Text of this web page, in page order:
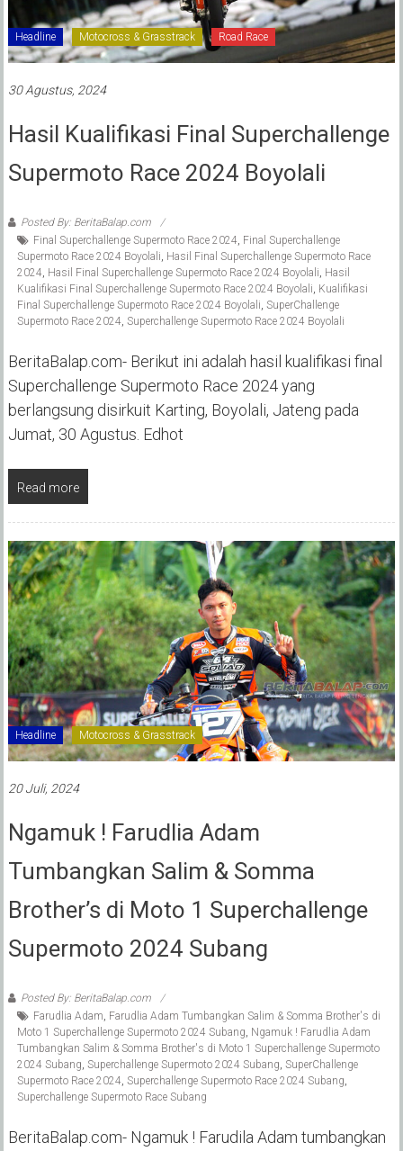
Headline Motocross & Grasstrack Road Race
30 Agustus, 2024
Hasil Kualifikasi Final Superchallenge
Supermoto Race 2024 Boyolali
Posted By: BeritaBalap.com
Final Superchallenge Supermoto Race 2024 Final Superchallenge
Supermoto Race 2024 Boyolali Hasil Final Superchallenge Supermoto Race
2024 Hasil Final Superchallenge Supermoto Race 2024 Boyolali Hasil
Kualifikasi Final Superchallenge Supermoto Race 2024 Boyolali Kualifikasi
Final Superchallenge Supermoto Race 2024 Boyolali SuperChallenge
Supermoto Race 2024 Superchallenge Supermoto Race 2024 Boyolali
BeritaBalap.com- Berikut ini adalah hasil kualifikasi final
Superchallenge Supermoto Race 2024 yang
berlangsung disirkuit Karting, Boyolali, Jateng pada
Jumat, 30 Agustus. Edhot
Read more
Headline Motocross & Grasstrack
20 Juli, 2024
Ngamuk ! Farudlia Adam
Tumbangkan Salim & Somma
Brother’s di Moto 1 Superchallenge
Supermoto 2024 Subang
Posted By: BeritaBalap.com
Farudlia Adam, Farudlia Adam Tumbangkan Salim & Somma Brother's di
Moto 1 Superchallenge Supermoto 2024 Subang, Ngamuk ! Farudlia Adam
Tumbangkan Salim & Somma Brother's di Moto 1 Superchallenge Supermoto
2024 Subang, Superchallenge Supermoto 2024 Subang, SuperChallenge
Supermoto Race 2024, Superchallenge Supermoto Race 2024 Subang,
Superchallenge Supermoto Race Subang
BeritaBalap.com- Ngamuk ! Farudila Adam tumbangkan